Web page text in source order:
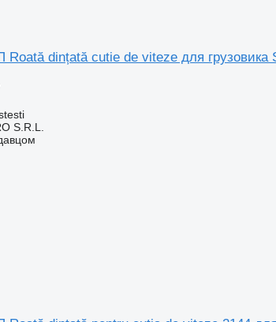
dințată cutie de viteze для грузовика
S.R.L.